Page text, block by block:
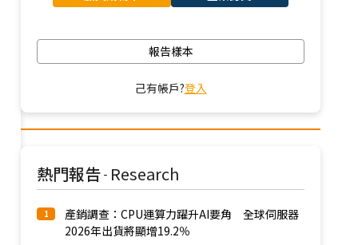
報告樣本
己有帳戶?登入
熱門報告 - Research
1
產銷調查：CPU運算力躍升AI要角 全球伺服器
2026年出貨將顯增19.2％